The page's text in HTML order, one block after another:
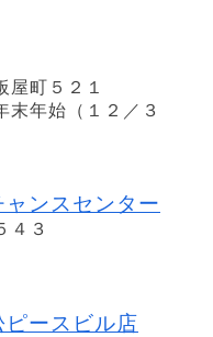
町５２１
年始（１２／３
ンスセンター
４３
ースビル店